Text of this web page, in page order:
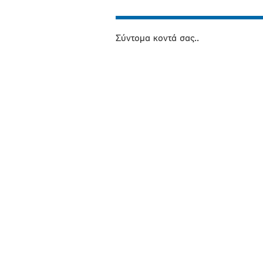
Σύντομα κοντά σας..